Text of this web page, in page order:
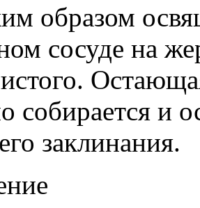
образом
сосуде на
собирается и
заклинания.